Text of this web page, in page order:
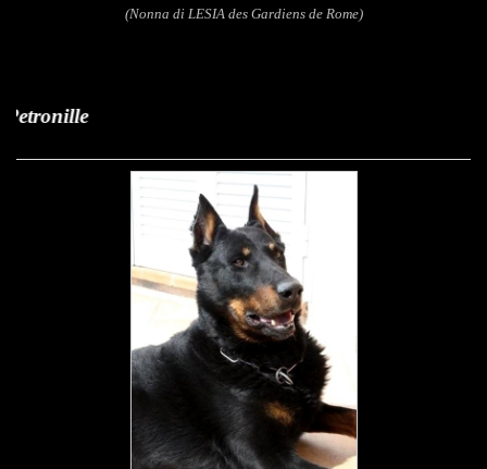
(Nonna di LESIA des Gardiens de Rome)